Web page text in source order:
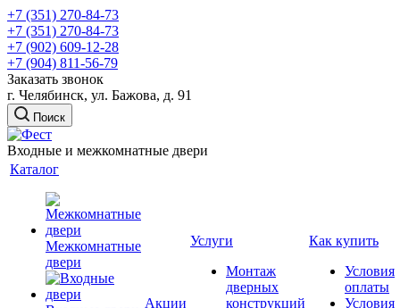
+7 (351) 270-84-73
+7 (351) 270-84-73
+7 (902) 609-12-28
+7 (904) 811-56-79
Заказать звонок
г. Челябинск, ул. Бажова, д. 91
Поиск
Входные и межкомнатные двери
Каталог
Межкомнатные
двери
Акции
Услуги
Монтаж
дверных
конструкций
Как купить
Условия
оплаты
Условия